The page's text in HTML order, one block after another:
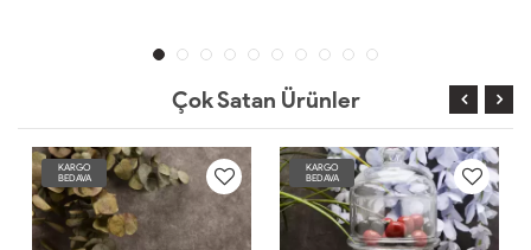
Çok Satan Ürünler
KARGO
BEDAVA
KARGO
BEDAVA